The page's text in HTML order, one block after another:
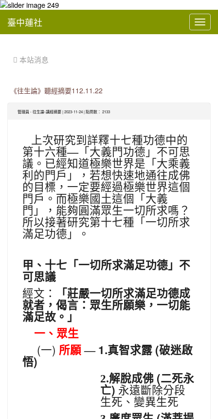
臺中蓮社
 本站消息
《往生論》聽經摘要112.11.22
管理員 -往生論-講經摘要| 2023-11-24 | 點閱數： 2133
上次研究到詳釋十七種功德中的
第十六種—「大義門功德」不可思
議。已經知道極樂世界是「 大乘義
利的門戶 」，若想快速地通往成佛
的目標，一定要經過極樂世界這個
門戶 。 而極樂國土這個「 大義
門 」，能夠圓滿眾生一切所求嗎？
所以接著研究第十七種「一切所求
滿足功德」。
甲、十七 「 一切所求滿足功德 」 不
可思議
經文：
「莊嚴一切所求滿足功德成
就者，偈言：眾生所願樂，一切能
滿足故。」
一、眾生
(一) 所願 —1.真智求露 (破迷啟
悟)
2.解脫成佛 (二死永
亡) 永遠斷除分段
生死、變異生死